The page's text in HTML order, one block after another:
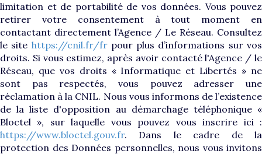
limitation et de portabilité de vos données. Vous pouvez
retirer votre consentement à tout moment en
contactant directement l’Agence / Le Réseau. Consultez
le site https://cnil.fr/frpour plus d’informations sur vos
droits. Si vous estimez, après avoir contacté l'Agence / le
Réseau, que vos droits « Informatique et Libertés » ne
sont pas respectés, vous pouvez adresser une
réclamation à la CNIL. Nous vous informons de l’existence
de la liste d'opposition au démarchage téléphonique «
Bloctel », sur laquelle vous pouvez vous inscrire ici :
https://www.bloctel.gouv.fr. Dans le cadre de la
protection des Données personnelles, nous vous invitons